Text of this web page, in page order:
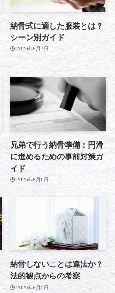
納骨式に適した服装とは？
シーン別ガイド
2026年8月7日
兄弟で行う納骨準備：円滑
に進めるための事前対策ガ
イド
2026年8月6日
納骨しないことは違法か？
法的観点からの考察
2026年8月5日